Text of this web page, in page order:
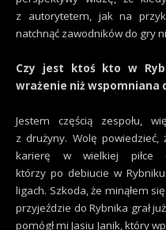
z autorytetem, jak na
natchnąć zawodników do gry
Czy jest ktoś kto w
wrażenie niż wspomniana
Jestem częścią zespołu,
z drużyny. Wolę
karierę w wielkiej piłce
którzy po debiucie w
ligach. Szkoda, że minąłem
przyjeździe do Rybnika grał
pomógł mi Jasiu Janik, który